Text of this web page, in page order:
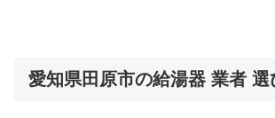
愛知県田原市の給湯器 業者 選